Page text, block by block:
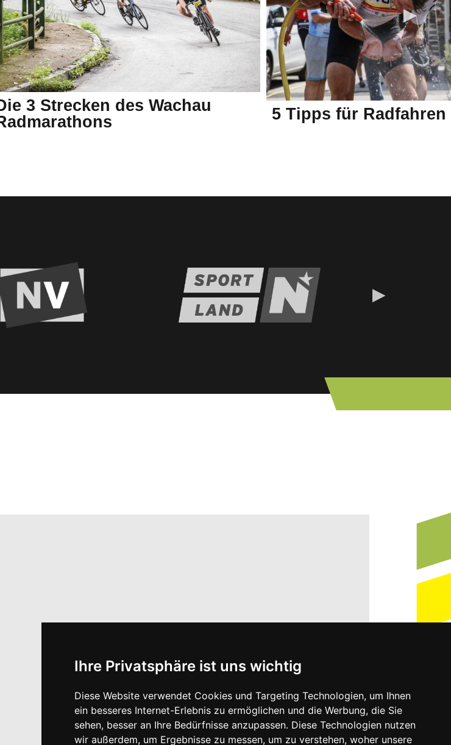
Ihre Privatsphäre ist uns wichtig
Diese Website verwendet Cookies und Targeting Technologien, um Ihnen
ein besseres Internet-Erlebnis zu ermöglichen und die Werbung, die Sie
sehen, besser an Ihre Bedürfnisse anzupassen. Diese Technologien nutzen
wir außerdem, um Ergebnisse zu messen, um zu verstehen, woher unsere
3 Strecken des Wachau
5 Tipps für Radfahren